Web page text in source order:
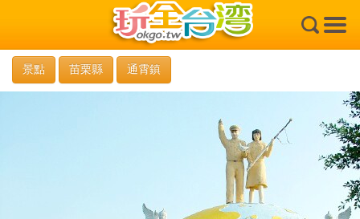
×
景點 苗栗縣 通霄鎮